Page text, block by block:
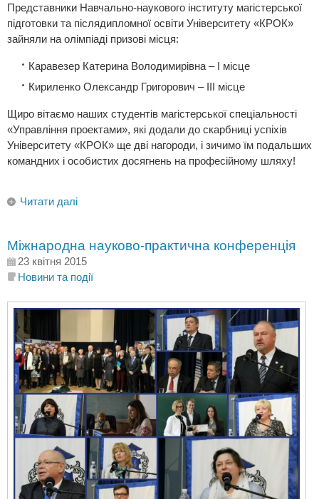
Представники Навчально-наукового інституту магістерської
підготовки та післядипломної освіти Університету «КРОК»
зайняли на олімпіаді призові місця:
Каравезер Катерина Володимирівна – І місце
Кириленко Олександр Григорович – ІІІ місце
Щиро вітаємо наших студентів магістерської спеціальності
«Управління проектами», які додали до скарбниці успіхів
Університету «КРОК» ще дві нагороди, і зичимо їм подальших
командних і особистих досягнень на професійному шляху!
Читати далі
Міжнародна науково-практична конференція
23 квітня 2015
Новини та події